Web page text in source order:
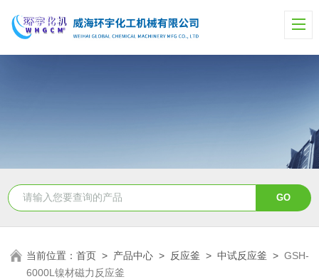
当前位置：首页 > 产品中心 > 反应釜 >中试反应釜 >GSH-
6000L镍材磁力反应釜